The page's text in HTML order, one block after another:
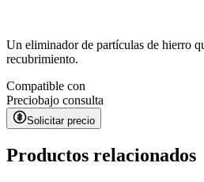
Un eliminador de partículas de hierro
recubrimiento.
Compatible con
Preciobajo consulta
Solicitar precio
Productos relacionados